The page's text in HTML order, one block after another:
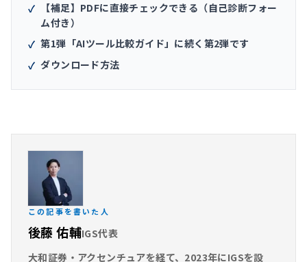
✓
【補足】PDFに直接チェックできる（自己診断フォー
ム付き）
✓ 第1弾「AIツール比較ガイド」に続く第2弾です
✓ ダウンロード方法
この記事を書いた人
後藤 佑輔IGS代表
大和証券・アクセンチュアを経て、2023年にIGSを設